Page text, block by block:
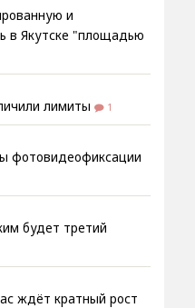
и
в Якутске "площадью
лимиты 1
фотовидеофиксации
будет третий
ждёт кратный рост